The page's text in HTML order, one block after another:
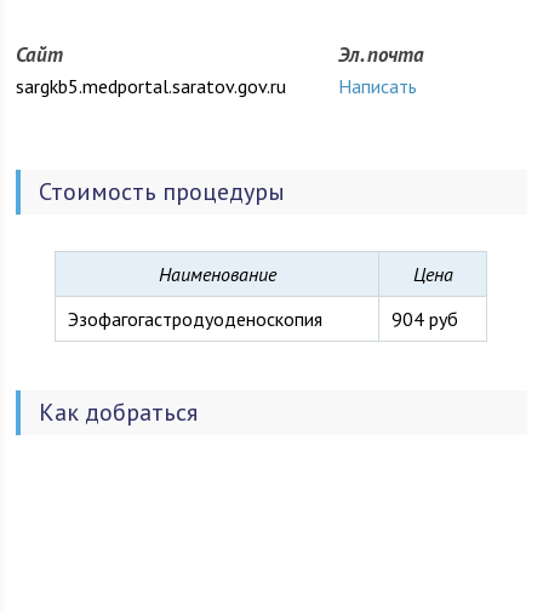
Сайт
sargkb5.medportal.saratov.gov.ru
Эл. почта
Написать
Стоимость процедуры
Наименование
Цена
Эзофагогастродуоденоскопия
904 руб
Как добраться